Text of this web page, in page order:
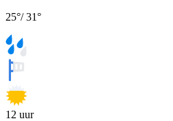
25°/31°
12 uur